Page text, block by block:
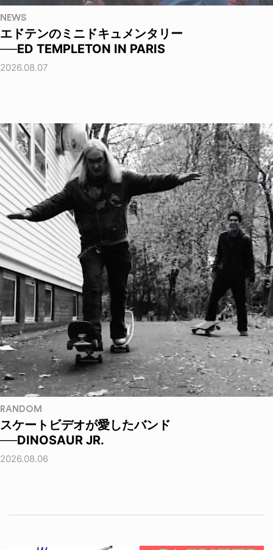
NEWS
エドテンのミニドキュメンタリー
──ED TEMPLETON IN PARIS
2026.08.07
RANDOM
スケートビデオが愛したバンド
──DINOSAUR JR.
2026.08.06